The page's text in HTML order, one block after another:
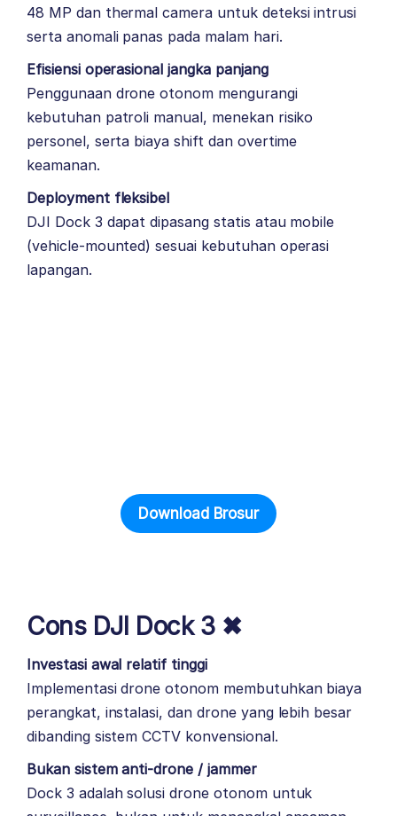
48 MP dan thermal camera untuk deteksi intrusi
serta anomali panas pada malam hari.
Efisiensi operasional jangka panjang
Penggunaan drone otonom mengurangi
kebutuhan patroli manual, menekan risiko
personel, serta biaya shift dan overtime
keamanan.
Deployment fleksibel
DJI Dock 3 dapat dipasang statis atau mobile
(vehicle-mounted) sesuai kebutuhan operasi
lapangan.
Download Brosur
Cons DJI Dock 3 ✖
Investasi awal relatif tinggi
Implementasi drone otonom membutuhkan biaya
perangkat, instalasi, dan drone yang lebih besar
dibanding sistem CCTV konvensional.
Bukan sistem anti-drone / jammer
Dock 3 adalah solusi drone otonom untuk